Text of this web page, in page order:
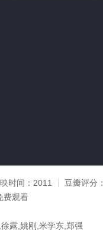
映时间： 2011 豆瓣评分：
费观看
露,姚刚,米学东,郑强